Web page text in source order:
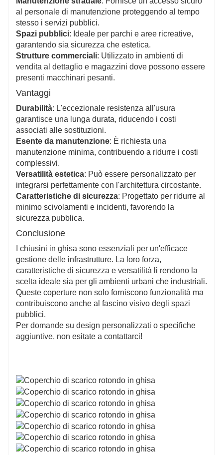
al personale di manutenzione proteggendo al tempo
stesso i servizi pubblici.
Spazi pubblici: Ideale per parchi e aree ricreative,
garantendo sia sicurezza che estetica.
Strutture commerciali: Utilizzato in ambienti di
vendita al dettaglio e magazzini dove possono essere
presenti macchinari pesanti.
Vantaggi
Durabilità: L'eccezionale resistenza all'usura
garantisce una lunga durata, riducendo i costi
associati alle sostituzioni.
Esente da manutenzione: È richiesta una
manutenzione minima, contribuendo a ridurre i costi
complessivi.
Versatilità estetica: Può essere personalizzato per
integrarsi perfettamente con l'architettura circostante.
Caratteristiche di sicurezza: Progettato per ridurre al
minimo scivolamenti e incidenti, favorendo la
sicurezza pubblica.
Conclusione
I chiusini in ghisa sono essenziali per un'efficace
gestione delle infrastrutture. La loro forza,
caratteristiche di sicurezza e versatilità li rendono la
scelta ideale sia per gli ambienti urbani che industriali.
Queste coperture non solo forniscono funzionalità ma
contribuiscono anche al fascino visivo degli spazi
pubblici.
Per domande su design personalizzati o specifiche
aggiuntive, non esitate a contattarci!